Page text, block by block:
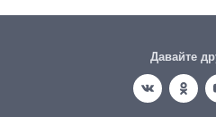
Давайте